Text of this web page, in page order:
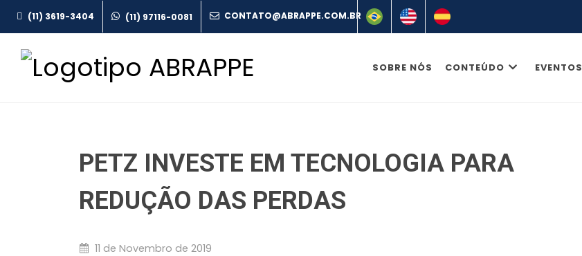
(11) 3619-3404 (11) 97116-0081
SOBRE NÓS CONTEÚDO EVENTOS
PETZ INVESTE EM TECNOLOGIA PARA
REDUÇÃO DAS PERDAS
11 de Novembro de 2019